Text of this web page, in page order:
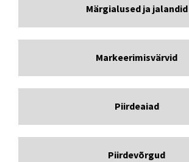
Märgialused ja jalandid
Markeerimisvärvid
Piirdeaiad
Piirdevõrgud